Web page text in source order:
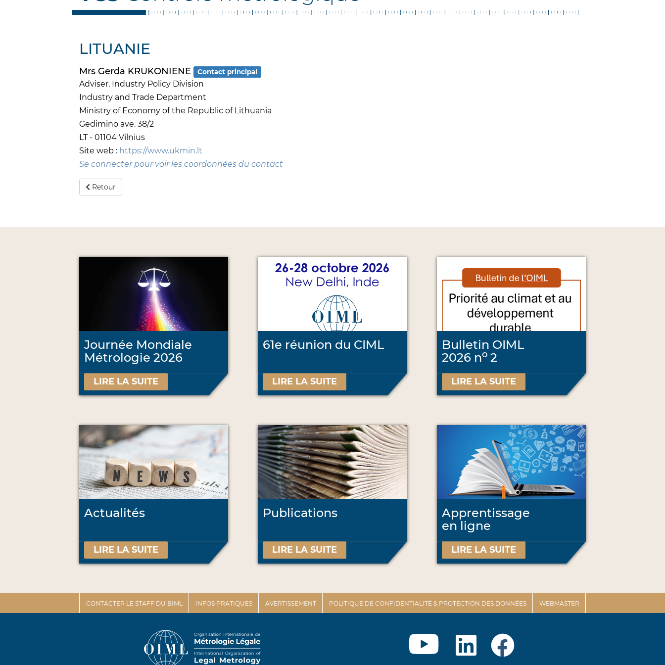
LITUANIE
Mrs Gerda KRUKONIENE Contact principal
Adviser, Industry Policy Division
Industry and Trade Department
Ministry of Economy of the Republic of Lithuania
Gedimino ave. 38/2
LT - 01104 Vilnius
Site web : https://www.ukmin.lt
Se connecter pour voir les coordonnées du contact
Retour
Journée Mondiale
Métrologie 2026
LIRE LA SUITE
61e réunion du CIML
LIRE LA SUITE
Bulletin OIML
2026 no2
LIRE LA SUITE
Actualités
LIRE LA SUITE
Publications
LIRE LA SUITE
Apprentissage
en ligne
LIRE LA SUITE
CONTACTER LE STAFF DU BIML INFOS PRATIQUES AVERTISSEMENT POLITIQUE DE CONFIDENTIALITÉ & PROTECTION DES DONNÉES WEBMASTER